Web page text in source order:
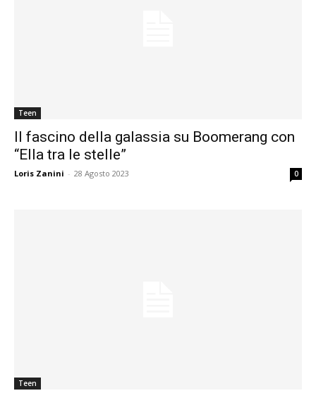
Teen
Il fascino della galassia su Boomerang con
“Ella tra le stelle”
Loris Zanini - 28 Agosto 2023 0
Teen